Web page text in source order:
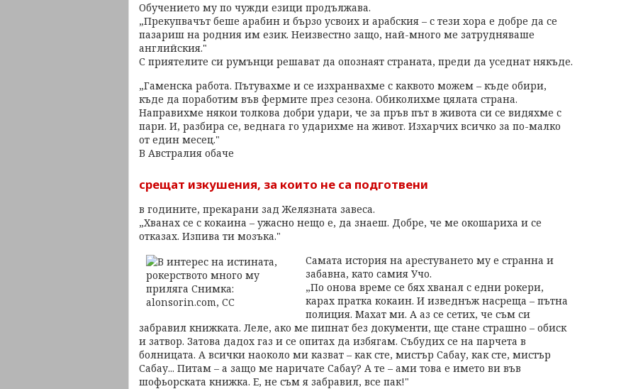
Обучението му по чужди езици продължава.
„Прекупвачът беше арабин и бързо усвоих и арабския – с тези хора е добре да се
пазариш на родния им език. Неизвестно защо, най-много ме затрудняваше
английския."
С приятелите си румънци решават да опознаят страната, преди да уседнат някъде.
„Гаменска работа. Пътувахме и се изхранвахме с каквото можем – къде обири,
къде да поработим във фермите през сезона. Обиколихме цялата страна.
Направихме някои толкова добри удари, че за пръв път в живота си се видяхме с
пари. И, разбира се, веднага го ударихме на живот. Изхарчих всичко за по-малко
от един месец."
В Австралия обаче
срещат изкушения, за които не са подготвени
в годините, прекарани зад Желязната завеса.
„Хванах се с кокаина – ужасно нещо е, да знаеш. Добре, че ме окошариха и се
отказах. Изпива ти мозъка."
Самата история на арестуването му е странна и
забавна, като самия Учо.
„По онова време се бях хванал с едни рокери,
карах пратка кокаин. И изведнъж насреща – пътна
полиция. Махат ми. А аз се сетих, че съм си
забравил книжката. Леле, ако ме пипнат без документи, ще стане страшно – обиск
и затвор. Затова дадох газ и се опитах да избягам. Събудих се на парчета в
болницата. А всички наоколо ми казват – как сте, мистър Сабау, как сте, мистър
Сабау... Питам – а защо ме наричате Сабау? А те – ами това е името ви във
шофьорската книжка. Е, не съм я забравил, все пак!"